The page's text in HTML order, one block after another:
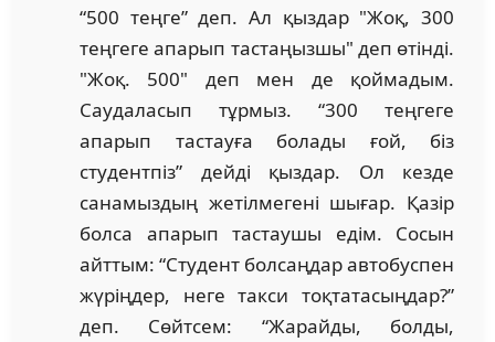
“500 теңге” деп. Ал қыздар "Жоқ, 300
теңгеге апарып тастаңызшы" деп өтінді.
"Жоқ. 500" деп мен де қоймадым.
Саудаласып тұрмыз. “300 теңгеге
апарып тастауға болады ғой, біз
студентпіз” дейді қыздар. Ол кезде
санамыздың жетілмегені шығар. Қазір
болса апарып тастаушы едім. Сосын
айттым: “Студент болсаңдар автобуспен
жүріңдер, неге такси тоқтатасыңдар?”
деп. Сөйтсем: “Жарайды, болды,